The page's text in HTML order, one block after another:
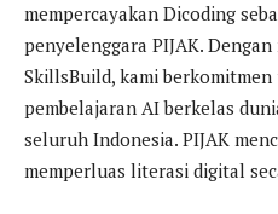
mempercayakan Dicoding
penyelenggara PIJAK.
SkillsBuild, kami
pembelajaran AI berkelas
seluruh Indonesia. PIJAK
memperluas literasi digital